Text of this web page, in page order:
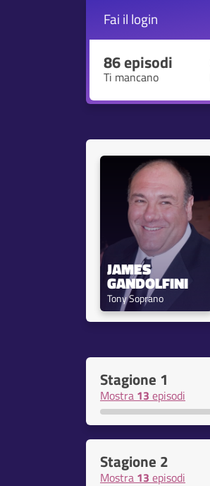
Fai il login
86 episodi
Ti mancano
JAMES
GANDOLFINI
Tony Soprano
Stagione 1
Mostra 13 episodi
Stagione 2
Mostra 13 episodi